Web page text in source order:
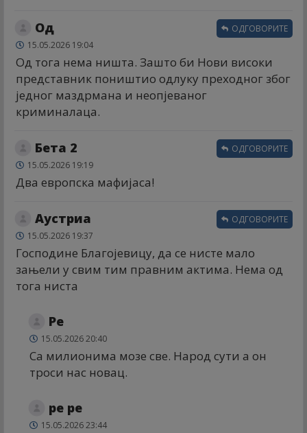
Од
15.05.2026 19:04
Од тога нема ништа. Зашто би Нови високи
представник поништио одлуку преходног због
једног маздрмана и неопјеваног
криминалаца.
ОДГОВОРИТЕ
Бета 2
15.05.2026 19:19
Два европска мафијаса!
ОДГОВОРИТЕ
Аустриа
15.05.2026 19:37
Господине Благојевицу, да се нисте мало
зањели у свим тим правним актима. Нема од
тога ниста
ОДГОВОРИТЕ
Ре
15.05.2026 20:40
Са милионима мозе све. Народ сути а он
троси нас новац.
ре ре
15.05.2026 23:44